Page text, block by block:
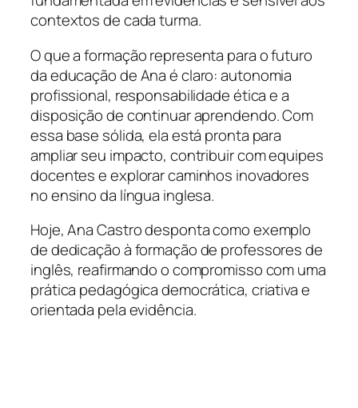
contextos de cada turma.
O que a formação representa para o futuro
da educação de Ana é claro: autonomia
profissional, responsabilidade ética e a
disposição de continuar aprendendo. Com
essa base sólida, ela está pronta para
ampliar seu impacto, contribuir com equipes
docentes e explorar caminhos inovadores
no ensino da língua inglesa.
Hoje, Ana Castro desponta como exemplo
de dedicação à formação de professores de
inglês, reafirmando o compromisso com uma
prática pedagógica democrática, criativa e
orientada pela evidência.